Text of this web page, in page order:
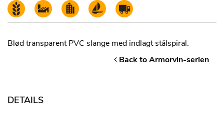
Blød transparent PVC slange med indlagt stålspiral.
Back to Armorvin-serien
DETAILS